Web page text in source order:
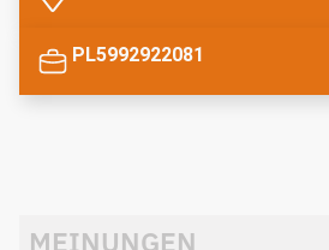
PL5992922081
MEINUNGEN